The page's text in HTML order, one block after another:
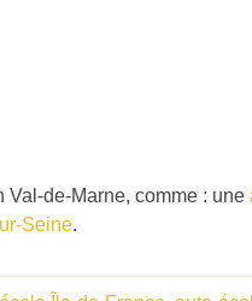
de-Marne, comme : une
Seine.